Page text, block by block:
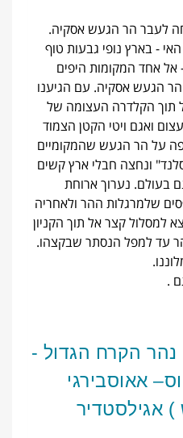
לעבר הר הגעש אסקיה.
- בארץ נופי גבעות טוף
– אל אחד המקומות היפים
הר הגעש אסקיה. עם הגיענו
תוך הקלדרה העצומה של
ואגם ויטי הקטן הצמוד
על הר הגעש שהמקומיים
ונחצה חבלי ארץ קשים
בעולם. נערוך ארוחת
שלמרגלות ההר ולאחריה
למסלול קצר אל תוך הקניון
עד למפל הנסתר שבקצהו.
.
נהר הקרח הגדול -
אאוסבירגי
אגילסטדיר